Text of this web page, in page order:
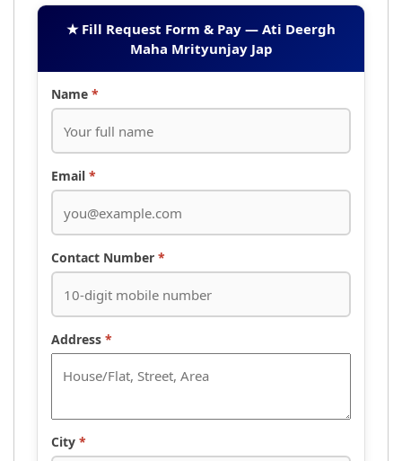
★ Fill Request Form & Pay — Ati Deergh
Maha Mrityunjay Jap
Name *
Email *
Contact Number *
Address *
City *